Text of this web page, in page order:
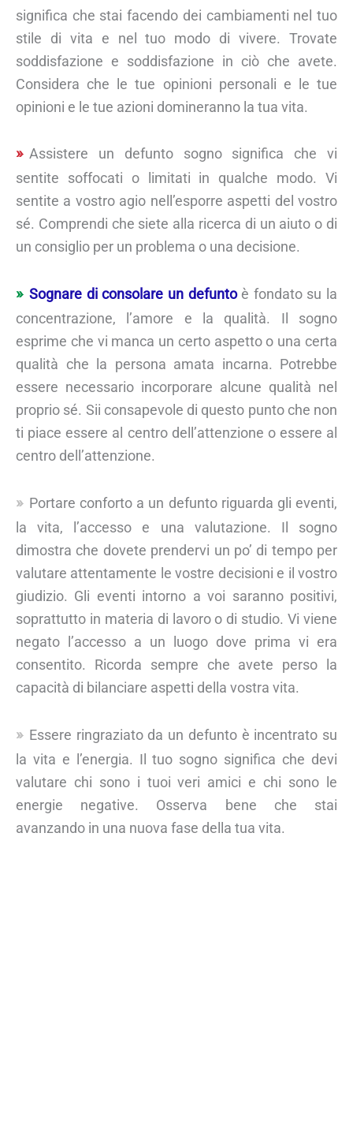
significa che stai facendo dei cambiamenti nel tuo
stile di vita e nel tuo modo di vivere. Trovate
soddisfazione e soddisfazione in ciò che avete.
Considera che le tue opinioni personali e le tue
opinioni e le tue azioni domineranno la tua vita.
Assistere un defunto sogno significa che vi
sentite soffocati o limitati in qualche modo. Vi
sentite a vostro agio nell’esporre aspetti del vostro
sé. Comprendi che siete alla ricerca di un aiuto o di
un consiglio per un problema o una decisione.
Sognare di consolare un defuntoè fondato su la
concentrazione, l’amore e la qualità. Il sogno
esprime che vi manca un certo aspetto o una certa
qualità che la persona amata incarna. Potrebbe
essere necessario incorporare alcune qualità nel
proprio sé. Sii consapevole di questo punto che non
ti piace essere al centro dell’attenzione o essere al
centro dell’attenzione.
Portare conforto a un defunto riguarda gli eventi,
la vita, l’accesso e una valutazione. Il sogno
dimostra che dovete prendervi un po’ di tempo per
valutare attentamente le vostre decisioni e il vostro
giudizio. Gli eventi intorno a voi saranno positivi,
soprattutto in materia di lavoro o di studio. Vi viene
negato l’accesso a un luogo dove prima vi era
consentito. Ricorda sempre che avete perso la
capacità di bilanciare aspetti della vostra vita.
Essere ringraziato da un defunto è incentrato su
la vita e l’energia. Il tuo sogno significa che devi
valutare chi sono i tuoi veri amici e chi sono le
energie negative. Osserva bene che stai
avanzando in una nuova fase della tua vita.